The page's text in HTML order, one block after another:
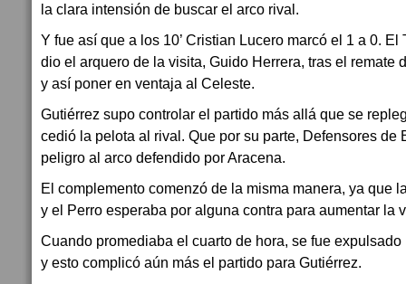
la clara intensión de buscar el arco rival.
Y fue así que a los 10’ Cristian Lucero marcó el 1 a 0. El
dio el arquero de la visita, Guido Herrera, tras el remate
y así poner en ventaja al Celeste.
Gutiérrez supo controlar el partido más allá que se
cedió la pelota al rival. Que por su parte, Defensores de
peligro al arco defendido por Aracena.
El complemento comenzó de la misma manera, ya que
y el Perro esperaba por alguna contra para aumentar la
Cuando promediaba el cuarto de hora, se fue
y esto complicó aún más el partido para Gutiérrez.